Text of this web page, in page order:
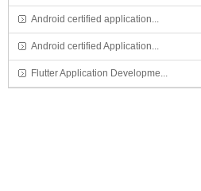
Android certified application...
Android certified Application...
Flutter Application Developme...